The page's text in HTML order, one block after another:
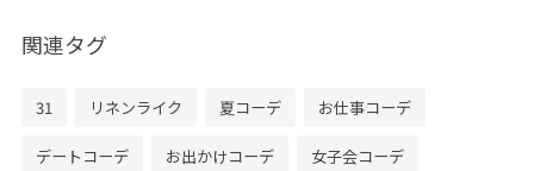
関連タグ
31 リネンライク 夏コーデ お仕事コーデ
デートコーデ お出かけコーデ 女子会コーデ